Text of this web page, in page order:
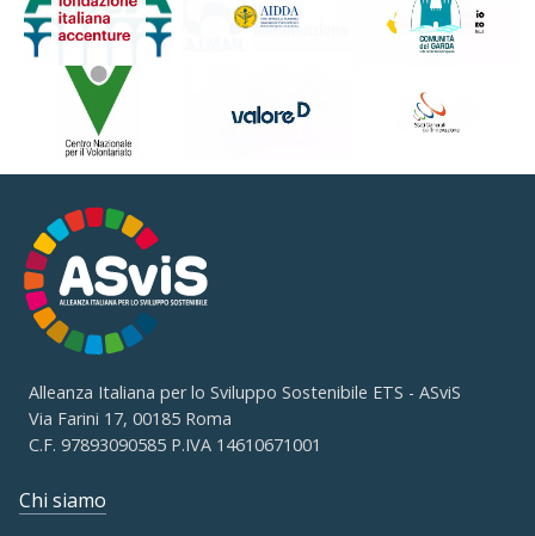
Alleanza Italiana per lo Sviluppo Sostenibile ETS - ASviS
Via Farini 17, 00185 Roma
C.F. 97893090585 P.IVA 14610671001
Chi siamo